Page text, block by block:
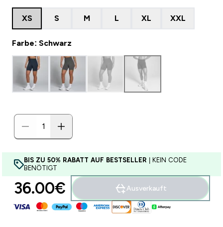
XS S M L XL XXL
Farbe: Schwarz
BIS ZU 50% RABATT AUF BESTSELLER | KEIN CODE
BENÖTIGT
36.00€‎ Ausverkauft